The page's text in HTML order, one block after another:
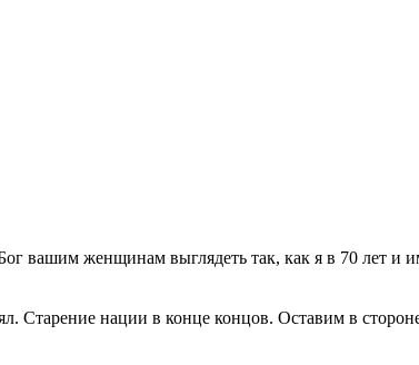
вашим женщинам выглядеть так, как я в 70 лет и
Старение нации в конце концов. Оставим в